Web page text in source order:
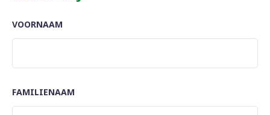
VOORNAAM
FAMILIENAAM